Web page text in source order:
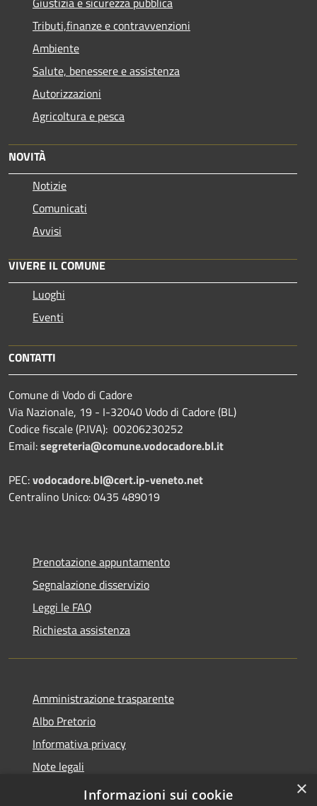
Tributi,finanze e contravvenzioni
Ambiente
Salute, benessere e assistenza
Autorizzazioni
Agricoltura e pesca
NOVITÀ
Notizie
Comunicati
Avvisi
VIVERE IL COMUNE
Luoghi
Eventi
CONTATTI
Comune di Vodo di Cadore
Via Nazionale, 19 - I-32040 Vodo di Cadore (BL)
Codice fiscale (P.IVA): 00206230252
Email:segreteria@comune.vodocadore.bl.it
PEC:vodocadore.bl@cert.ip-veneto.net
Centralino Unico: 0435 489019
Prenotazione appuntamento
Segnalazione disservizio
Leggi le FAQ
Richiesta assistenza
Amministrazione trasparente
Albo Pretorio
Informativa privacy
Note legali
Dichiarazione di accessibilità
×
Informazioni sui cookie